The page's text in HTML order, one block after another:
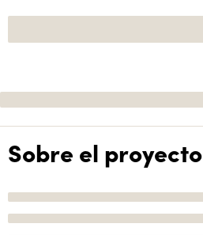
Sobre el proyecto